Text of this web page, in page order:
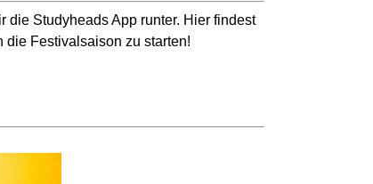
die StudyheadsApp runter. Hier findest
die Festivalsaison zu starten!